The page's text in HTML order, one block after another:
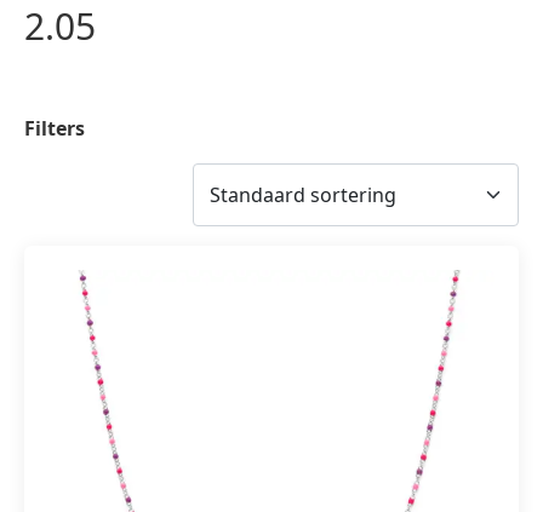
2.05
Filters